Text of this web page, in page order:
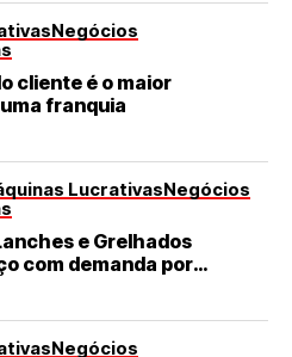
Negócios
cliente é o maior
franquia
LucrativasNegócios
e Grelhados
com demanda por
e de qualidade
Negócios